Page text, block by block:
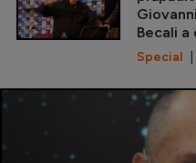
Becali
Special |